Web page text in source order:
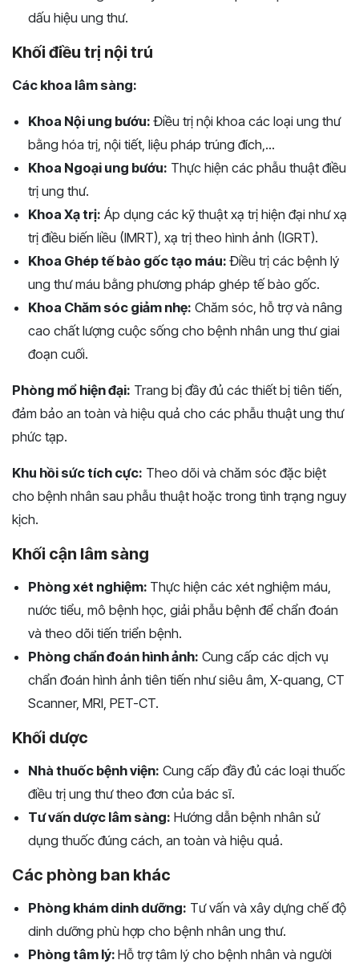
dấu hiệu ung thư.
Khối điều trị nội trú
Các khoa lâm sàng:
Khoa Nội ung bướu: Điều trị nội khoa các loại ung thư
bằng hóa trị, nội tiết, liệu pháp trúng đích,...
Khoa Ngoại ung bướu: Thực hiện các phẫu thuật điều
trị ung thư.
Khoa Xạ trị: Áp dụng các kỹ thuật xạ trị hiện đại như xạ
trị điều biến liều (IMRT), xạ trị theo hình ảnh (IGRT).
Khoa Ghép tế bào gốc tạo máu: Điều trị các bệnh lý
ung thư máu bằng phương pháp ghép tế bào gốc.
Khoa Chăm sóc giảm nhẹ: Chăm sóc, hỗ trợ và nâng
cao chất lượng cuộc sống cho bệnh nhân ung thư giai
đoạn cuối.
Phòng mổ hiện đại: Trang bị đầy đủ các thiết bị tiên tiến,
đảm bảo an toàn và hiệu quả cho các phẫu thuật ung thư
phức tạp.
Khu hồi sức tích cực: Theo dõi và chăm sóc đặc biệt
cho bệnh nhân sau phẫu thuật hoặc trong tình trạng nguy
kịch.
Khối cận lâm sàng
Phòng xét nghiệm: Thực hiện các xét nghiệm máu,
nước tiểu, mô bệnh học, giải phẫu bệnh để chẩn đoán
và theo dõi tiến triển bệnh.
Phòng chẩn đoán hình ảnh: Cung cấp các dịch vụ
chẩn đoán hình ảnh tiên tiến như siêu âm, X-quang, CT
Scanner, MRI, PET-CT.
Khối dược
Nhà thuốc bệnh viện: Cung cấp đầy đủ các loại thuốc
điều trị ung thư theo đơn của bác sĩ.
Tư vấn dược lâm sàng: Hướng dẫn bệnh nhân sử
dụng thuốc đúng cách, an toàn và hiệu quả.
Các phòng ban khác
Phòng khám dinh dưỡng: Tư vấn và xây dựng chế độ
dinh dưỡng phù hợp cho bệnh nhân ung thư.
Phòng tâm lý: Hỗ trợ tâm lý cho bệnh nhân và người